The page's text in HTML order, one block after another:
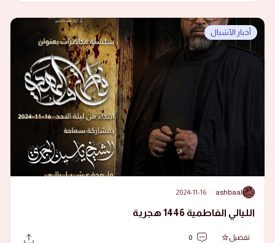
أخبار الأشبال
A
ashbaal
·
2024-11-16
الليالي الفاطمية 1446 هجرية
تفضيل 0